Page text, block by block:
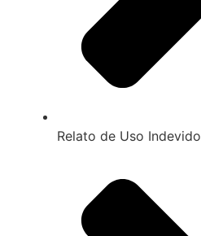
Relato de Uso Indevido